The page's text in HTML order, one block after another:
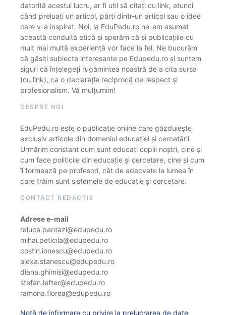
datorită acestui lucru, ar fi util să citați cu link, atunci
când preluați un articol, părți dintr-un articol sau o idee
care v-a inspirat. Noi, la EduPedu.ro ne-am asumat
această conduită etică și sperăm că și publicațiile cu
mult mai multă experiență vor face la fel. Ne bucurăm
că găsiți subiecte interesante pe Edupedu.ro și suntem
siguri că înțelegeți rugămintea noastră de a cita sursa
(cu link), ca o declarație reciprocă de respect și
profesionalism. Vă mulțumim!
DESPRE NOI
EduPedu.ro este o publicație online care găzduiește
exclusiv articole din domeniul educației și cercetării.
Urmărim constant cum sunt educați copiii noștri, cine și
cum face politicile din educație și cercetare, cine și cum
îi formează pe profesori, cât de adecvate la lumea în
care trăim sunt sistemele de educație și cercetare.
CONTACT REDACȚIE
Adrese e-mail
raluca.pantazi@edupedu.ro
mihai.peticila@edupedu.ro
costin.ionescu@edupedu.ro
alexa.stanescu@edupedu.ro
diana.ghimisi@edupedu.ro
stefan.lefter@edupedu.ro
ramona.florea@edupedu.ro
Notă de informare cu privire la prelucrarea de date